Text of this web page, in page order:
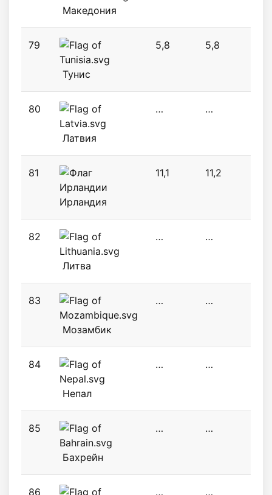
Македония
79
Тунис
5,8 5,8
80
Латвия
… …
81
Ирландия
11,1 11,2
82
Литва
… …
83
Мозамбик
… …
84
Непал
… …
85
Бахрейн
… …
86 … …